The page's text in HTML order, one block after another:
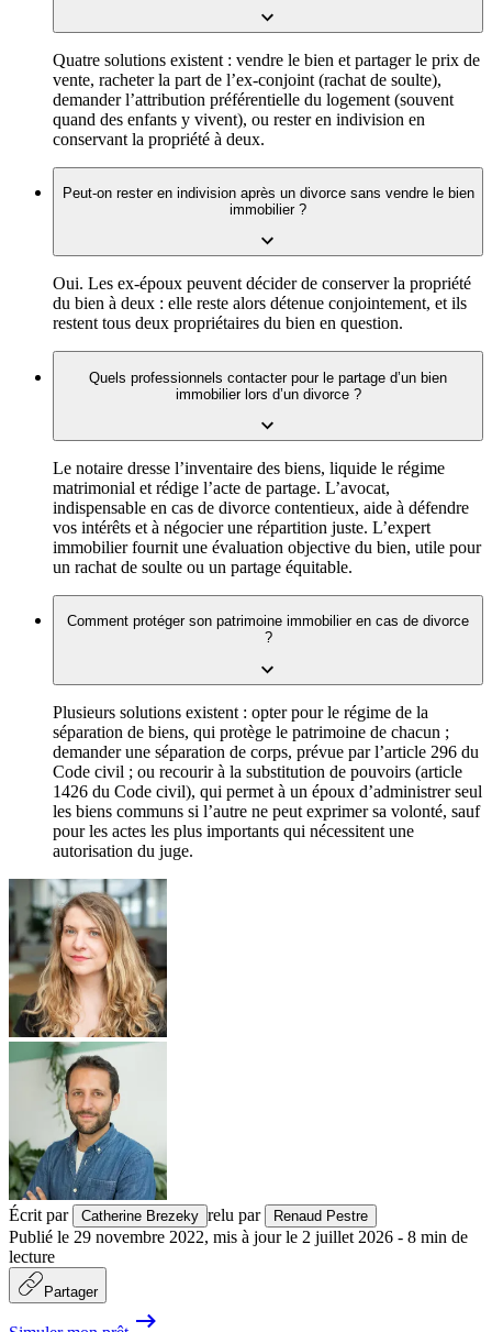
Quatre solutions existent : vendre le bien et partager le prix de
vente, racheter la part de l’ex-conjoint (rachat de soulte),
demander l’attribution préférentielle du logement (souvent
quand des enfants y vivent), ou rester en indivision en
conservant la propriété à deux.
Peut-on rester en indivision après un divorce sans vendre le bien
immobilier ?
Oui. Les ex-époux peuvent décider de conserver la propriété
du bien à deux : elle reste alors détenue conjointement, et ils
restent tous deux propriétaires du bien en question.
Quels professionnels contacter pour le partage d’un bien
immobilier lors d’un divorce ?
Le notaire dresse l’inventaire des biens, liquide le régime
matrimonial et rédige l’acte de partage. L’avocat,
indispensable en cas de divorce contentieux, aide à défendre
vos intérêts et à négocier une répartition juste. L’expert
immobilier fournit une évaluation objective du bien, utile pour
un rachat de soulte ou un partage équitable.
Comment protéger son patrimoine immobilier en cas de divorce
?
Plusieurs solutions existent : opter pour le régime de la
séparation de biens, qui protège le patrimoine de chacun ;
demander une séparation de corps, prévue par l’article 296 du
Code civil ; ou recourir à la substitution de pouvoirs (article
1426 du Code civil), qui permet à un époux d’administrer seul
les biens communs si l’autre ne peut exprimer sa volonté, sauf
pour les actes les plus importants qui nécessitent une
autorisation du juge.
Écrit par Catherine Brezeky relu par Renaud Pestre
Publié le 29 novembre 2022, mis à jour le 2 juillet 2026 - 8 min de
lecture
Partager